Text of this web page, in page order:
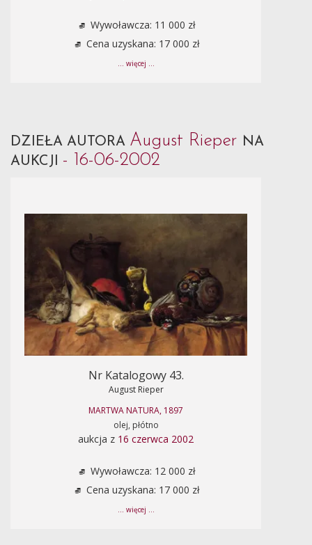
Wywoławcza: 11 000 zł
Cena uzyskana: 17 000 zł
... więcej ...
DZIEŁA AUTORA August Rieper NA
AUKCJI - 16-06-2002
Nr Katalogowy 43.
August Rieper
MARTWA NATURA, 1897
olej, płótno
aukcja z 16 czerwca 2002
Wywoławcza: 12 000 zł
Cena uzyskana: 17 000 zł
... więcej ...